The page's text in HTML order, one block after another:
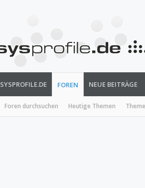
SYSPROFILE.DE FOREN
Foren durchsuchen Heutige Themen
NEUE BEITRÄGE